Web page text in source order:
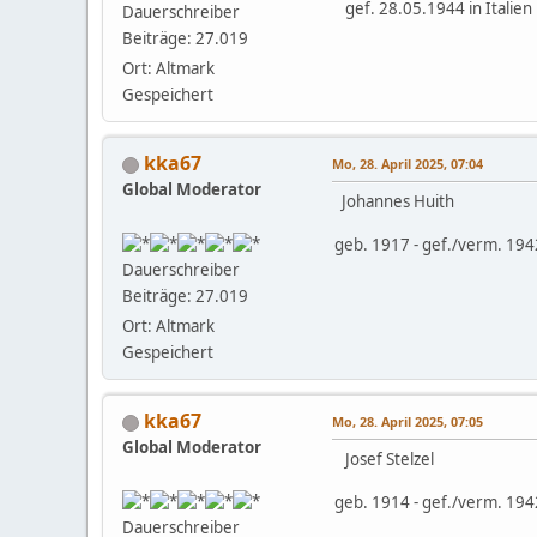
Dauerschreiber
Beiträge: 27.019
Ort: Altmark
Gespeichert
gef. 28.05.1944 in Italien
kka67
Global Moderator
Dauerschreiber
Beiträge: 27.019
Ort: Altmark
Gespeichert
Mo, 28. April 2025, 07:04
Johannes Huith
geb. 1917 - gef./verm.
kka67
Global Moderator
Dauerschreiber
Mo, 28. April 2025, 07:05
Josef Stelzel
geb. 1914 - gef./verm.